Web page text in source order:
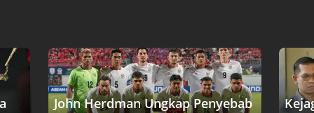
John Herdman Ungkap Penyebab